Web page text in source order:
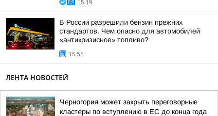
15:19
В России разрешили бензин прежних
стандартов. Чем опасно для автомобилей
«антикризисное» топливо?
15:55
ЛЕНТА НОВОСТЕЙ
Черногория может закрыть переговорные
кластеры по вступлению в ЕС до конца года